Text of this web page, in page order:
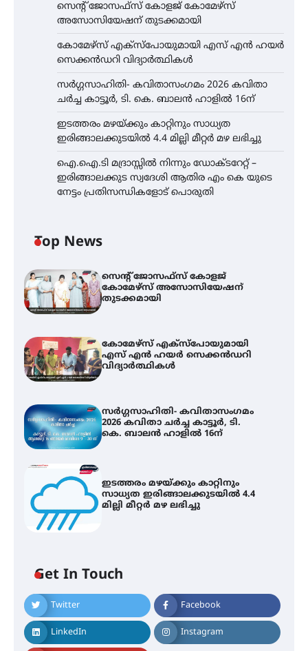
സെന്റ് ജോസഫ്സ് കോളജ് കോമേഴ്‌സ്
അസോസിയേഷന് തുടക്കമായി
കോമേഴ്സ് എക്സ്പോയുമായി എസ് എൻ ഹയർ
സെക്കൻഡറി വിദ്യാർത്ഥികൾ
സർഗ്ഗസാഹിതി- കവിതാസംഗമം 2026 കവിതാ
ചർച്ച കാട്ടൂർ, ടി. കെ. ബാലൻ ഹാളിൽ 16ന്
ഇടത്തരം മഴയ്ക്കും കാറ്റിനും സാധ്യത
ഇരിങ്ങാലക്കുടയിൽ 4.4 മില്ലി മീറ്റർ മഴ ലഭിച്ചു
ഐ.ഐ.ടി മദ്രാസ്സിൽ നിന്നും ഡോക്ടറേറ്റ് –
ഇരിങ്ങാലക്കുട സ്വദേശി ആതിര എം കെ യുടെ
നേട്ടം പ്രതിസന്ധികളോട് പൊരുതി
Top News
സെന്റ് ജോസഫ്സ് കോളജ്
കോമേഴ്‌സ് അസോസിയേഷന്
തുടക്കമായി
കോമേഴ്സ് എക്സ്പോയുമായി
എസ് എൻ ഹയർ സെക്കൻഡറി
വിദ്യാർത്ഥികൾ
സർഗ്ഗസാഹിതി- കവിതാസംഗമം
2026 കവിതാ ചർച്ച കാട്ടൂർ, ടി.
കെ. ബാലൻ ഹാളിൽ 16ന്
ഇടത്തരം മഴയ്ക്കും കാറ്റിനും
സാധ്യത ഇരിങ്ങാലക്കുടയിൽ 4.4
മില്ലി മീറ്റർ മഴ ലഭിച്ചു
Get In Touch
Twitter Facebook
LinkedIn Instagram
കോമേഴ്സ് എക്സ്പോയുമായി
എസ് എൻ ഹയർ സെക്കൻഡറി
വിദ്യാർത്ഥികൾ